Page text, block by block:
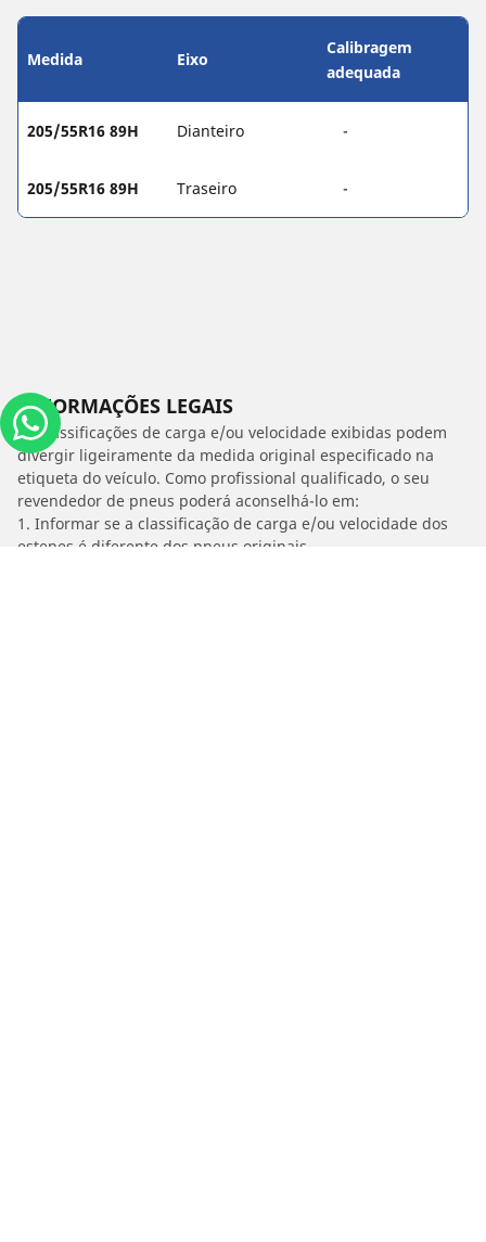
Medida Eixo
Calibragem
adequada
205/55R16 89H Dianteiro -
205/55R16 89H Traseiro -
INFORMAÇÕES LEGAIS
As classificações de carga e/ou velocidade exibidas podem
divergir ligeiramente da medida original especificado na
etiqueta do veículo. Como profissional qualificado, o seu
revendedor de pneus poderá aconselhá-lo em:
1. Informar se a classificação de carga e/ou velocidade dos
estepes é diferente dos pneus originais.